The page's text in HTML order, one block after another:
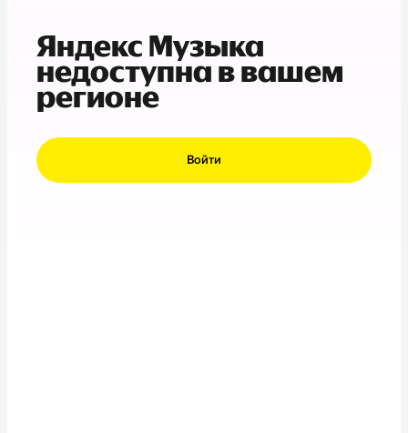
Яндекс Музыка
недоступна в вашем
регионе
Войти